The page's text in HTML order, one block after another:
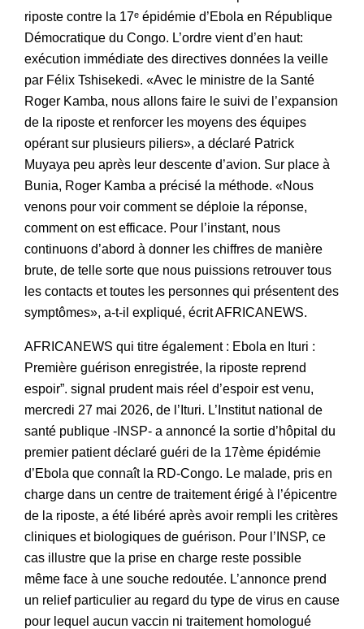
riposte contre la 17ᵉ épidémie d’Ebola en République
Démocratique du Congo. L’ordre vient d’en haut:
exécution immédiate des directives données la veille
par Félix Tshisekedi. «Avec le ministre de la Santé
Roger Kamba, nous allons faire le suivi de l’expansion
de la riposte et renforcer les moyens des équipes
opérant sur plusieurs piliers», a déclaré Patrick
Muyaya peu après leur descente d’avion. Sur place à
Bunia, Roger Kamba a précisé la méthode. «Nous
venons pour voir comment se déploie la réponse,
comment on est efficace. Pour l’instant, nous
continuons d’abord à donner les chiffres de manière
brute, de telle sorte que nous puissions retrouver tous
les contacts et toutes les personnes qui présentent des
symptômes», a-t-il expliqué, écrit AFRICANEWS.
AFRICANEWS qui titre également : Ebola en Ituri :
Première guérison enregistrée, la riposte reprend
espoir”. signal prudent mais réel d’espoir est venu,
mercredi 27 mai 2026, de l’Ituri. L’Institut national de
santé publique -INSP- a annoncé la sortie d’hôpital du
premier patient déclaré guéri de la 17ème épidémie
d’Ebola que connaît la RD-Congo. Le malade, pris en
charge dans un centre de traitement érigé à l’épicentre
de la riposte, a été libéré après avoir rempli les critères
cliniques et biologiques de guérison. Pour l’INSP, ce
cas illustre que la prise en charge reste possible
même face à une souche redoutée. L’annonce prend
un relief particulier au regard du type de virus en cause
pour lequel aucun vaccin ni traitement homologué